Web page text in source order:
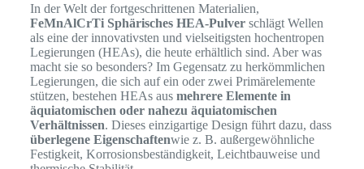
In der Welt der fortgeschrittenen Materialien,
FeMnAlCrTi Sphärisches HEA-Pulverschlägt Wellen
als eine der innovativsten und vielseitigsten hochentropen
Legierungen (HEAs), die heute erhältlich sind. Aber was
macht sie so besonders? Im Gegensatz zu herkömmlichen
Legierungen, die sich auf ein oder zwei Primärelemente
stützen, bestehen HEAs aus mehrere Elemente in
äquiatomischen oder nahezu äquiatomischen
Verhältnissen. Dieses einzigartige Design führt dazu, dass
überlegene Eigenschaftenwie z. B. außergewöhnliche
Festigkeit, Korrosionsbeständigkeit, Leichtbauweise und